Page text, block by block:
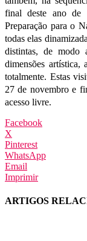
final deste ano de
Preparação para o
todas elas
distintas, de modo
dimensões artística,
totalmente. Estas
27 de novembro e
acesso livre.
Facebook
X
Pinterest
WhatsApp
Email
Imprimir
ARTIGOS